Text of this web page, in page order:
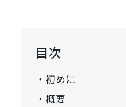
目次
初めに
概要